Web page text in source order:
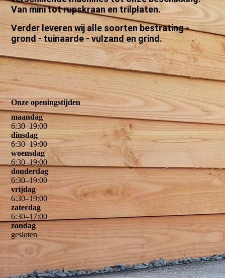
Van mini tot rupskraan en trilplaten.
Verder leveren wij alle soorten bestrating -
grond - tuinaarde - vulzand en grind.
Onze openingstijden
maandag
6:30–19:00
dinsdag
6:30–19:00
woensdag
6:30–19:00
donderdag
6:30–19:00
vrijdag
6:30–19:00
zaterdag
6:30–17:00
zondag
gesloten